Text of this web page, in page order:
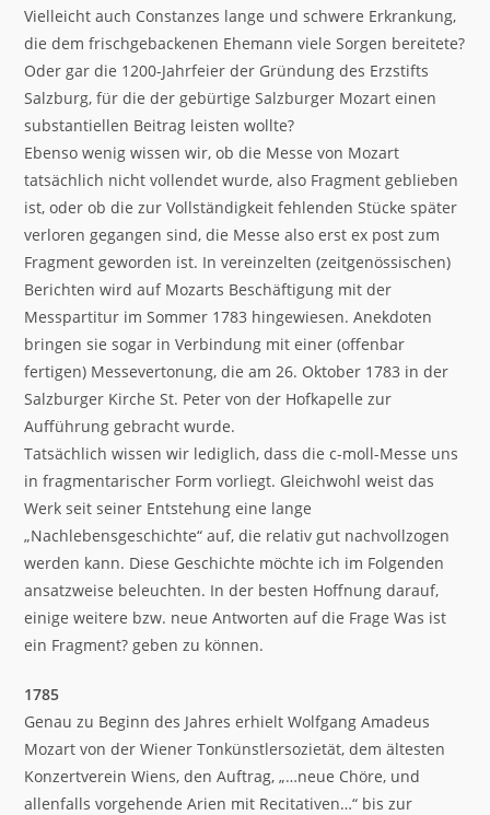
Vielleicht auch Constanzes lange und schwere Erkrankung,
die dem frischgebackenen Ehemann viele Sorgen bereitete?
Oder gar die 1200-Jahrfeier der Gründung des Erzstifts
Salzburg, für die der gebürtige Salzburger Mozart einen
substantiellen Beitrag leisten wollte?
Ebenso wenig wissen wir, ob die Messe von Mozart
tatsächlich nicht vollendet wurde, also Fragment geblieben
ist, oder ob die zur Vollständigkeit fehlenden Stücke später
verloren gegangen sind, die Messe also erst ex post zum
Fragment geworden ist. In vereinzelten (zeitgenössischen)
Berichten wird auf Mozarts Beschäftigung mit der
Messpartitur im Sommer 1783 hingewiesen. Anekdoten
bringen sie sogar in Verbindung mit einer (offenbar
fertigen) Messevertonung, die am 26. Oktober 1783 in der
Salzburger Kirche St. Peter von der Hofkapelle zur
Aufführung gebracht wurde.
Tatsächlich wissen wir lediglich, dass die c-moll-Messe uns
in fragmentarischer Form vorliegt. Gleichwohl weist das
Werk seit seiner Entstehung eine lange
„Nachlebensgeschichte“ auf, die relativ gut nachvollzogen
werden kann. Diese Geschichte möchte ich im Folgenden
ansatzweise beleuchten. In der besten Hoffnung darauf,
einige weitere bzw. neue Antworten auf die Frage Was ist
ein Fragment? geben zu können.
1785
Genau zu Beginn des Jahres erhielt Wolfgang Amadeus
Mozart von der Wiener Tonkünstlersozietät, dem ältesten
Konzertverein Wiens, den Auftrag, „…neue Chöre, und
allenfalls vorgehende Arien mit Recitativen…“ bis zur